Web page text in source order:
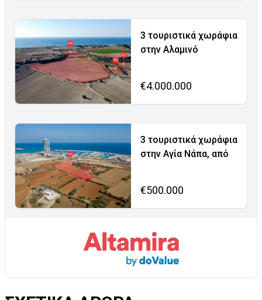
3 τουριστικά χωράφια
στην Αλαμινό
€4.000.000
3 τουριστικά χωράφια
στην Αγία Νάπα, από
€500.000